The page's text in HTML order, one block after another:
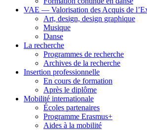
VAE — Valorisation des Acquis de
Art, design, design graphique
Musique
Danse
La recherche
Programmes de recherche
Archives de la recherche
Insertion professionnelle
En cours de formation
Après le diplôme
Mobilité internationale
Écoles partenaires
Programme Erasmus+
Aides à la mobilité